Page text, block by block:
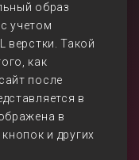
образ
учетом
верстки. Такой
как
после
в
в
и других